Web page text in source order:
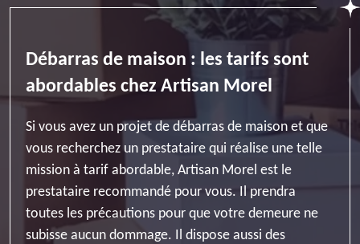
Débarras de maison : les tarifs sont
abordables chez Artisan Morel
Si vous avez un projet de débarras de maison et que
vous recherchez un prestataire qui réalise une telle
mission à tarif abordable, Artisan Morel est le
prestataire recommandé pour vous. Il prendra
toutes les précautions pour que votre demeure ne
subisse aucun dommage. Il dispose aussi des